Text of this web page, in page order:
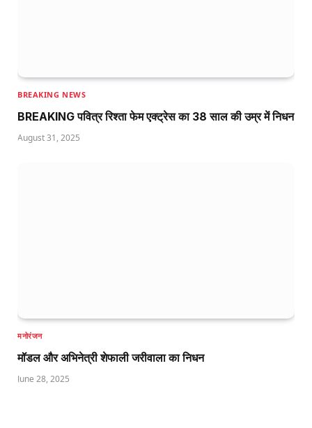
BREAKING NEWS
BREAKING पवित्र रिश्ता फेम एक्ट्रेस का 38 साल की उम्र में निधन
August 31, 2025
मनोरंजन
मॉडल और अभिनेत्री शेफाली जरीवाला का निधन
June 28, 2025